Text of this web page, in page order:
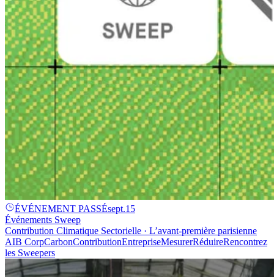
ÉVÉNEMENT PASSÉsept.15
Événements Sweep
Contribution Climatique Sectorielle · L’avant-première parisienne
AIB CorpCarbonContributionEntrepriseMesurerRéduireRencontrez
les Sweepers